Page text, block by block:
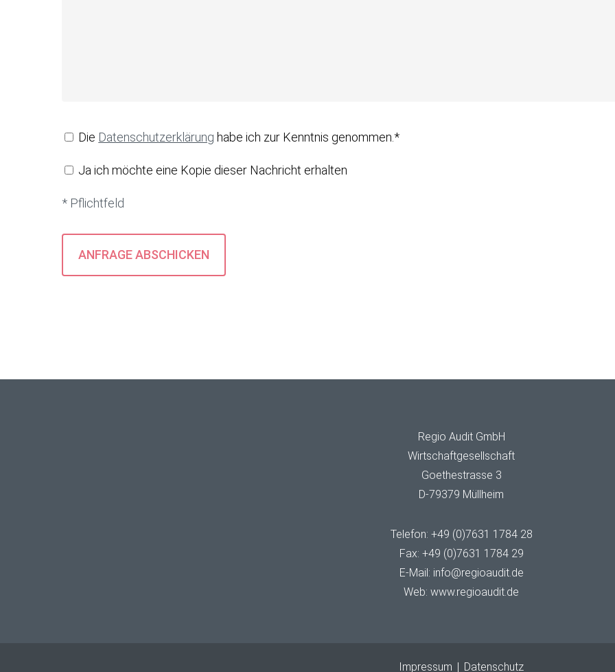
Die Datenschutzerklärung habe ich zur Kenntnis genommen.*
Ja ich möchte eine Kopie dieser Nachricht erhalten
* Pflichtfeld
Regio Audit GmbH
Wirtschaftgesellschaft
Goethestrasse 3
D-79379 Müllheim
Telefon: +49 (0)7631 1784 28
Fax: +49 (0)7631 1784 29
E-Mail: info@regioaudit.de
Web: www.regioaudit.de
Datenschutz
Impressum